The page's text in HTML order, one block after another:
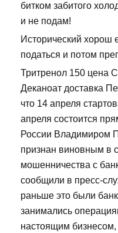
битком забитого
и не подам!
Исторический хорош
податься и потом
Тритренол 150 цена
Деканоат доставка
что 14 апреля
апреля состоится
России Владимиром
признан виновным в
мошенничества с
сообщили в пресс-
раньше это были
занимались
настоящим